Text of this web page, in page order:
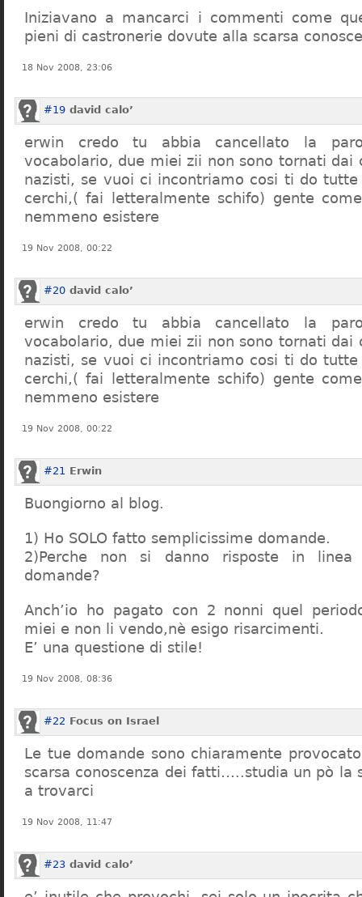
Iniziavano a mancarci i commenti come
pieni di castronerie dovute alla scarsa
18 Nov 2008, 23:06
#19 david calo’
erwin credo tu abbia cancellato la
vocabolario, due miei zii non sono tornati dai
nazisti, se vuoi ci incontriamo cosi ti do tutte
cerchi,( fai letteralmente schifo) gente
nemmeno esistere
19 Nov 2008, 00:22
#20 david calo’
erwin credo tu abbia cancellato la
vocabolario, due miei zii non sono tornati dai
nazisti, se vuoi ci incontriamo cosi ti do tutte
cerchi,( fai letteralmente schifo) gente
nemmeno esistere
19 Nov 2008, 00:22
#21 Erwin
Buongiorno al blog.
1) Ho SOLO fatto semplicissime domande.
2)Perche non si danno risposte in
domande?
Anch’io ho pagato con 2 nonni quel
miei e non li vendo,nè esigo risarcimenti.
E’ una questione di stile!
19 Nov 2008, 08:36
#22 Focus on Israel
Le tue domande sono chiaramente
scarsa conoscenza dei fatti…..studia un pò la
a trovarci
19 Nov 2008, 11:47
#23 david calo’